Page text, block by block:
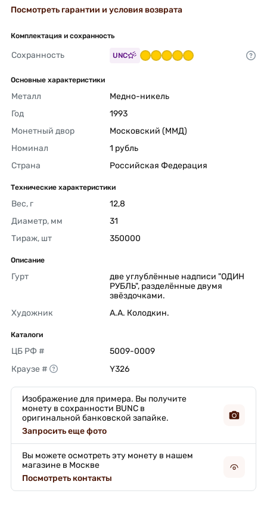
Посмотреть гарантии и условия возврата
Комплектация и сохранность
Сохранность UNC
Основные характеристики
Металл
Медно-никель
Год
1993
Монетный двор
Московский (ММД)
Номинал
1 рубль
Страна
Российская Федерация
Технические характеристики
Вес, г
12,8
Диаметр, мм
31
Тираж, шт
350000
Описание
Гурт
две углублённые надписи "ОДИН
РУБЛЬ", разделённые двумя
звёздочками.
Художник
А.А. Колодкин.
Каталоги
ЦБ РФ #
5009-0009
Краузе #
Y326
Изображение для примера. Вы получите
монету в сохранности BUNC в
оригинальной банковской запайке.
Запросить еще фото
Вы можете осмотреть эту монету в нашем
магазине в Москве
Посмотреть контакты